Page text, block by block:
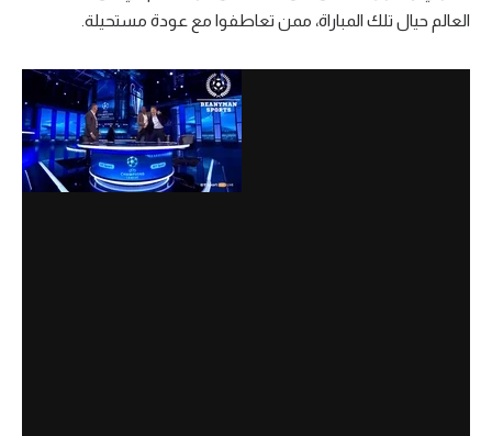
العالم حيال تلك المباراة، ممن تعاطفوا مع عودة مستحيلة.